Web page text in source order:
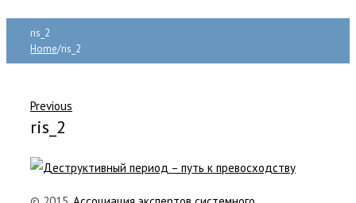
ris_2
Home/ris_2
Previous
ris_2